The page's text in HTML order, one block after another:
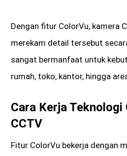
Dengan fitur ColorVu, kamera
merekam detail tersebut
sangat bermanfaat untuk
rumah, toko, kantor, hingga
Cara Kerja Teknologi
CCTV
Fitur ColorVu bekerja dengan